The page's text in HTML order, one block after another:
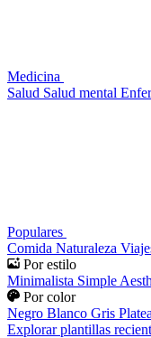
Medicina
Salud Salud mental
Populares
Comida Naturaleza
Por estilo
Minimalista Simple
Por color
Negro Blanco Gris
Explorar plantillas